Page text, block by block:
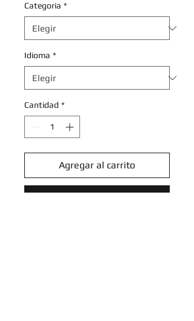
Categoria *
Idioma *
Cantidad *
Agregar al carrito